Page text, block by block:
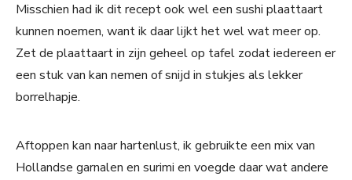
Misschien had ik dit recept ook wel een sushi plaattaart
kunnen noemen, want ik daar lijkt het wel wat meer op.
Zet de plaattaart in zijn geheel op tafel zodat iedereen er
een stuk van kan nemen of snijd in stukjes als lekker
borrelhapje.
Aftoppen kan naar hartenlust, ik gebruikte een mix van
Hollandse garnalen en surimi en voegde daar wat andere